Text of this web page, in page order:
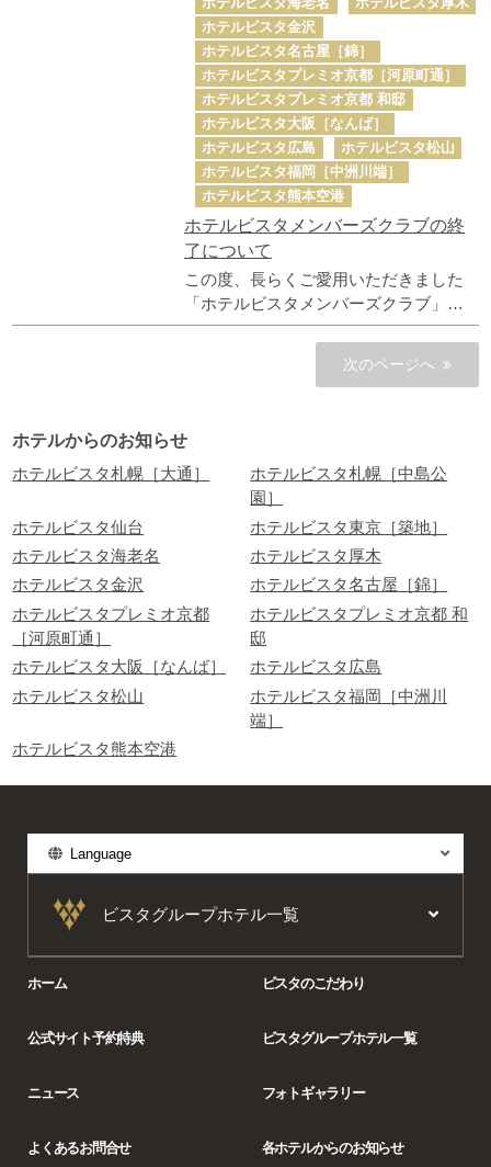
寄り添った特典をご用意します。
ホテルビスタ海老名
ホテルビスタ厚木
ホテルビスタ金沢
ホテルビスタ名古屋［錦］
ホテルビスタプレミオ京都［河原町通］
ホテルビスタプレミオ京都 和邸
ホテルビスタ大阪［なんば］
ホテルビスタ広島
ホテルビスタ松山
ホテルビスタ福岡［中洲川端］
ホテルビスタ熊本空港
ホテルビスタメンバーズクラブの終
了について
この度、長らくご愛用いただきました
「ホテルビスタメンバーズクラブ」を
終了する運びとなりました。 これまで
こと、心より感謝申し上げます。 つき
ください。
次のページへ
ホテルからのお知らせ
ホテルビスタ札幌［大通］
ホテルビスタ札幌［中島公
園］
ホテルビスタ仙台
ホテルビスタ東京［築地］
ホテルビスタ海老名
ホテルビスタ厚木
ホテルビスタ金沢
ホテルビスタ名古屋［錦］
ホテルビスタプレミオ京都
［河原町通］
ホテルビスタプレミオ京都 和
邸
ホテルビスタ大阪［なんば］
ホテルビスタ広島
ホテルビスタ松山
ホテルビスタ福岡［中洲川
端］
ホテルビスタ熊本空港
Language
ビスタグループホテル一覧
ホーム ビスタのこだわり
公式サイト予約特典 ビスタグループホテル一覧
ニュース フォトギャラリー
よくあるお問合せ 各ホテルからのお知らせ